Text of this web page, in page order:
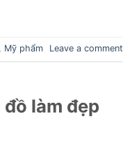
Mỹ phẩm Leave a comment
làm đẹp